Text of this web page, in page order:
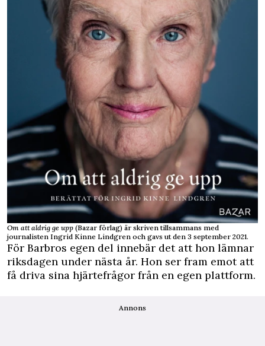
Om att aldrig ge upp (Bazar förlag) är skriven tillsammans med
journalisten Ingrid Kinne Lindgren och gavs ut den 3 september 2021.
För Barbros egen del innebär det att hon lämnar
riksdagen under nästa år. Hon ser fram emot att
få driva sina hjärtefrågor från en egen plattform.
Annons